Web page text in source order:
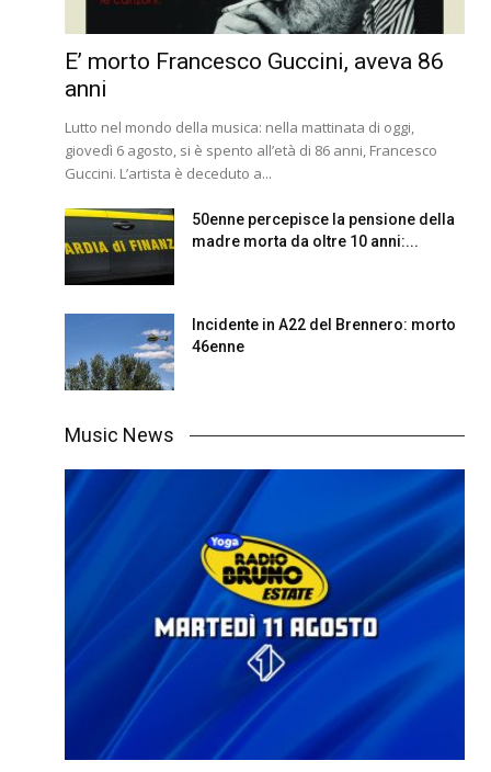
E’ morto Francesco Guccini, aveva 86
anni
Lutto nel mondo della musica: nella mattinata di oggi,
giovedì 6 agosto, si è spento all’età di 86 anni, Francesco
Guccini. L’artista è deceduto a...
50enne percepisce la pensione della
madre morta da oltre 10 anni:...
Incidente in A22 del Brennero: morto
46enne
Music News